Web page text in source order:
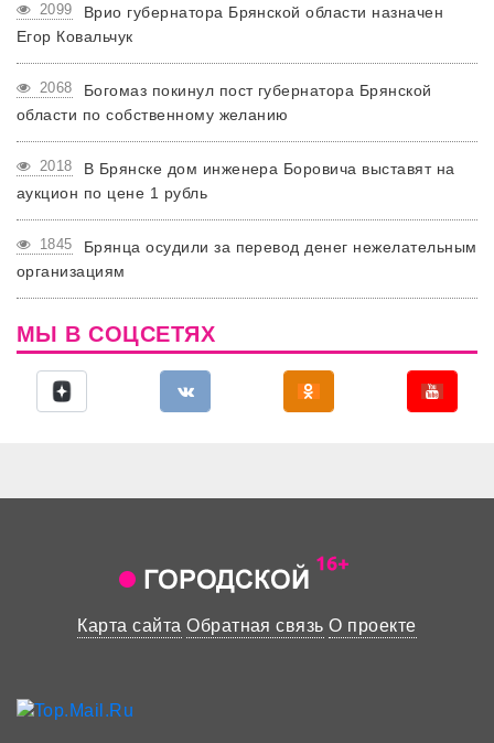
2099
Врио губернатора Брянской области назначен
Егор Ковальчук
2068
Богомаз покинул пост губернатора Брянской
области по собственному желанию
2018
В Брянске дом инженера Боровича выставят на
аукцион по цене 1 рубль
1845
Брянца осудили за перевод денег нежелательным
организациям
МЫ В СОЦСЕТЯХ
Карта сайта Обратная связь О проекте